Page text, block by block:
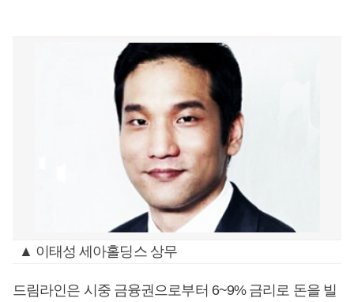
▲ 이태성 세아홀딩스 상무
드림라인은 시중 금융권으로부터 6~9% 금리로 돈을 빌